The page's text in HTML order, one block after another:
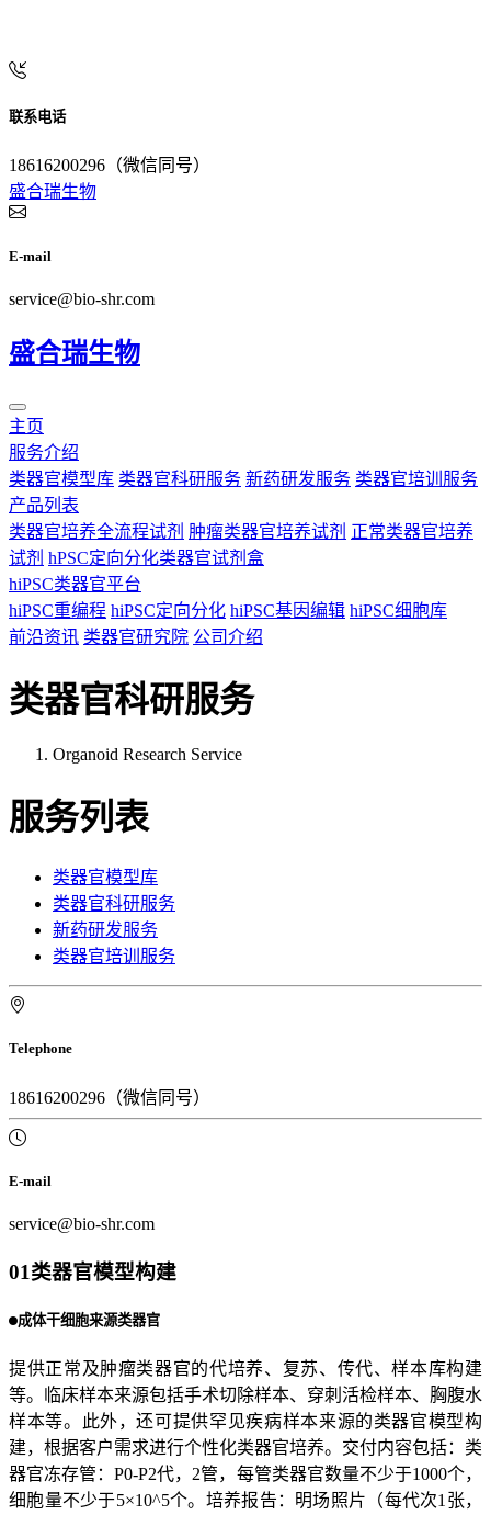
联系电话
18616200296（微信同号）
盛合瑞生物
E-mail
service@bio-shr.com
盛合瑞生物
主页
服务介绍
类器官模型库 类器官科研服务 新药研发服务 类器官培训服务
产品列表
类器官培养全流程试剂 肿瘤类器官培养试剂 正常类器官培养
试剂 hPSC定向分化类器官试剂盒
hiPSC类器官平台
hiPSC重编程 hiPSC定向分化 hiPSC基因编辑 hiPSC细胞库
前沿资讯 类器官研究院 公司介绍
类器官科研服务
Organoid Research Service
服务列表
类器官模型库
类器官科研服务
新药研发服务
类器官培训服务
Telephone
18616200296（微信同号）
E-mail
service@bio-shr.com
01类器官模型构建
成体干细胞来源类器官
提供正常及肿瘤类器官的代培养、复苏、传代、样本库构建
等。临床样本来源包括手术切除样本、穿刺活检样本、胸腹水
样本等。此外，还可提供罕见疾病样本来源的类器官模型构
建，根据客户需求进行个性化类器官培养。交付内容包括：类
器官冻存管：P0-P2代，2管，每管类器官数量不少于1000个，
细胞量不少于5×10^5个。培养报告：明场照片（每代次1张，